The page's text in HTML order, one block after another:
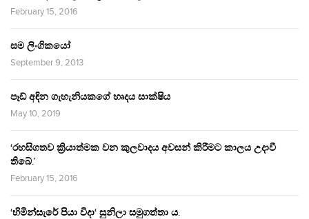
February 15, 2016
සම ලිංගිකයෝ
September 9, 2013
පෑඩ් අඳින ගැහැනියකගේ හෘදය සාක්ෂිය
May 10, 2019
‘රහසිගතව ක්‍රියාත්මක වන කුලවාදය අවසන් කිරීමට කාලය උදාවී
තිබේ.’
February 15, 2016
‘හිමින්සැරේ පියා විදා‘ සුනිලා සමුගත්තා ය.